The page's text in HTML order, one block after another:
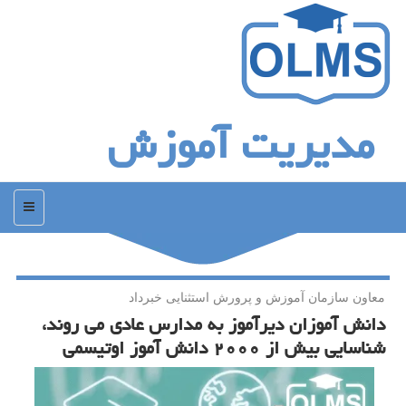
مدیریت آموزش
منو
معاون سازمان آموزش و پرورش استثنایی خبرداد
دانش آموزان دیرآموز به مدارس عادی می روند،
شناسایی بیش از ۲۰۰۰ دانش آموز اوتیسمی